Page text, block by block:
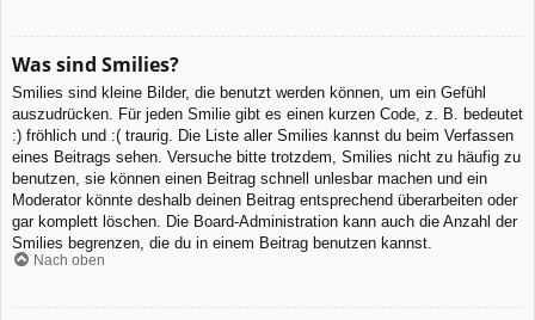
Was sind Smilies?
Smilies sind kleine Bilder, die benutzt werden können, um ein Gefühl
auszudrücken. Für jeden Smilie gibt es einen kurzen Code, z. B. bedeutet
:) fröhlich und :( traurig. Die Liste aller Smilies kannst du beim Verfassen
eines Beitrags sehen. Versuche bitte trotzdem, Smilies nicht zu häufig zu
benutzen, sie können einen Beitrag schnell unlesbar machen und ein
Moderator könnte deshalb deinen Beitrag entsprechend überarbeiten oder
gar komplett löschen. Die Board-Administration kann auch die Anzahl der
Smilies begrenzen, die du in einem Beitrag benutzen kannst.
Nach oben